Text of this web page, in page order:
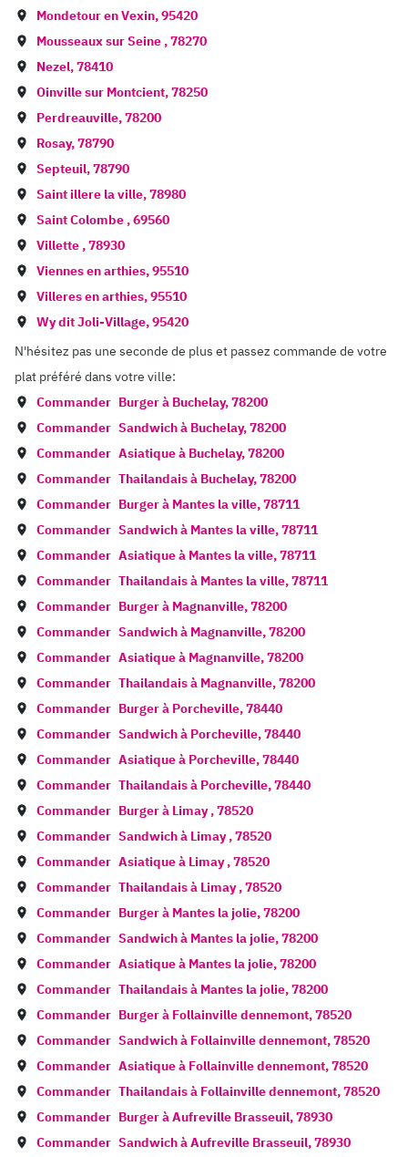
Mondetour en Vexin,95420
Mousseaux sur Seine ,78270
Nezel,78410
Oinville sur Montcient,78250
Perdreauville,78200
Rosay,78790
Septeuil,78790
Saint illere la ville,78980
Saint Colombe ,69560
Villette ,78930
Viennes en arthies,95510
Villeres en arthies,95510
Wy dit Joli-Village,95420
N'hésitez pas une seconde de plus et passez commande de votre
plat préféré dans votre ville:
Commander Burger à Buchelay,78200
Commander Sandwich à Buchelay,78200
Commander Asiatique à Buchelay,78200
Commander Thailandais à Buchelay,78200
Commander Burger à Mantes la ville,78711
Commander Sandwich à Mantes la ville,78711
Commander Asiatique à Mantes la ville,78711
Commander Thailandais à Mantes la ville,78711
Commander Burger à Magnanville,78200
Commander Sandwich à Magnanville,78200
Commander Asiatique à Magnanville,78200
Commander Thailandais à Magnanville,78200
Commander Burger à Porcheville,78440
Commander Sandwich à Porcheville,78440
Commander Asiatique à Porcheville,78440
Commander Thailandais à Porcheville,78440
Commander Burger à Limay,78520
Commander Sandwich à Limay,78520
Commander Asiatique à Limay,78520
Commander Thailandais à Limay,78520
Commander Burger à Mantes la jolie,78200
Commander Sandwich à Mantes la jolie,78200
Commander Asiatique à Mantes la jolie,78200
Commander Thailandais à Mantes la jolie,78200
Commander Burger à Follainville dennemont,78520
Commander Sandwich à Follainville dennemont,78520
Commander Asiatique à Follainville dennemont,78520
Commander Thailandais à Follainville dennemont,78520
Commander Burger àAufreville Brasseuil,78930
Commander Sandwich àAufreville Brasseuil,78930